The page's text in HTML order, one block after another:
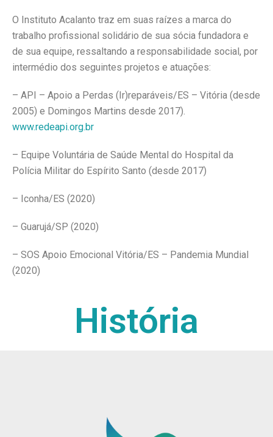
O Instituto Acalanto traz em suas raízes a marca do
trabalho profissional solidário de sua sócia fundadora e
de sua equipe, ressaltando a responsabilidade social, por
intermédio dos seguintes projetos e atuações:
– API – Apoio a Perdas (Ir)reparáveis/ES – Vitória (desde
2005) e Domingos Martins desde 2017).
www.redeapi.org.br
– Equipe Voluntária de Saúde Mental do Hospital da
Polícia Militar do Espírito Santo (desde 2017)
– Iconha/ES (2020)
– Guarujá/SP (2020)
– SOS Apoio Emocional Vitória/ES – Pandemia Mundial
(2020)
História